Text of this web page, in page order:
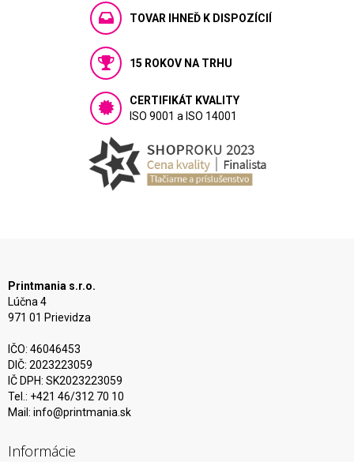
TOVAR IHNEĎ K DISPOZÍCIÍ
15 ROKOV NA TRHU
CERTIFIKÁT KVALITY
ISO 9001 a ISO 14001
Printmania s.r.o.
Lúčna 4
971 01 Prievidza
IČO: 46046453
DIČ: 2023223059
IČ DPH: SK2023223059
Tel.: +421 46/312 70 10
Mail: info@printmania.sk
Informácie